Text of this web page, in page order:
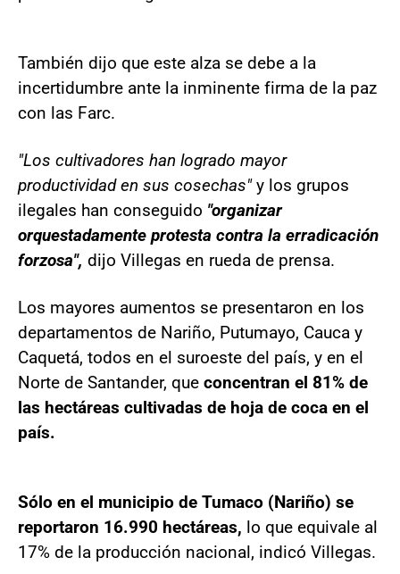
También dijo que este alza se debe a la
incertidumbre ante la inminente firma de la paz
con las Farc.
"Los cultivadores han logrado mayor
productividad en sus cosechas"y los grupos
ilegales han conseguido "organizar
orquestadamente protesta contra la erradicación
forzosa", dijo Villegas en rueda de prensa.
Los mayores aumentos se presentaron en los
departamentos de Nariño, Putumayo, Cauca y
Caquetá, todos en el suroeste del país, y en el
Norte de Santander, que concentran el 81% de
las hectáreas cultivadas de hoja de coca en el
país.
Sólo en el municipio de Tumaco (Nariño) se
reportaron 16.990 hectáreas, lo que equivale al
17% de la producción nacional, indicó Villegas.